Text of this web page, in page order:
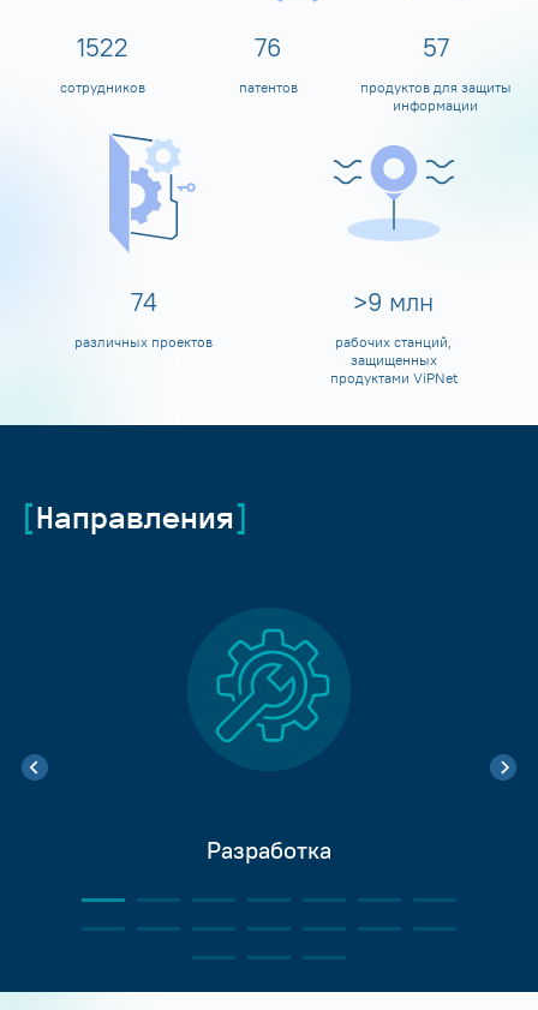
1600
сотрудников
80
патентов
60
продуктов для защиты
информации
80
различных проектов
>10 млн
рабочих станций,
защищенных
продуктами ViPNet
Направления
Разработка